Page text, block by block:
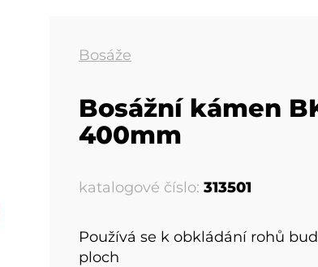
Bosáže
Bosážní kámen
400mm
katalogové číslo: 313501
Používá se k obkládání rohů
ploch